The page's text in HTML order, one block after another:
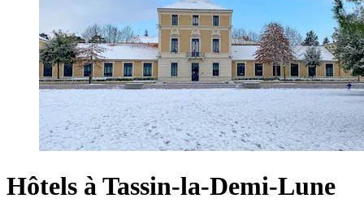
Hôtels à Tassin-la-Demi-Lune